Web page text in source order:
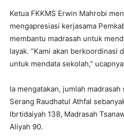
Ketua FKKMS Erwin Mahrobi
mengapresiasi kerjasama
membantu madrasah untuk
layak. “Kami akan berkoordinasi
untuk mendata sekolah,”
Ia mengatakan, jumlah
Serang Raudhatul Athfal
Ibrtidaiyah 138, Madrasah
Aliyah 90.